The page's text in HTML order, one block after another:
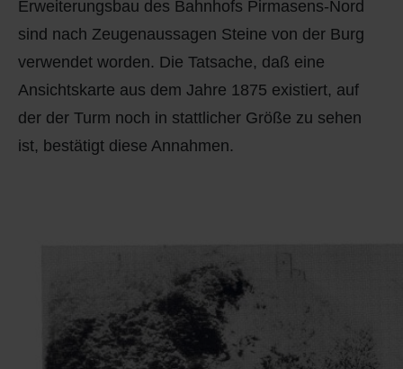
Erweiterungsbau des Bahnhofs Pirmasens-Nord
sind nach Zeugenaussagen Steine von der Burg
verwendet worden. Die Tatsache, daß eine
Ansichtskarte aus dem Jahre 1875 existiert, auf
der der Turm noch in stattlicher Größe zu sehen
ist, bestätigt diese Annahmen.